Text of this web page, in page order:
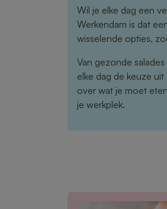
Wil je elke dag een
Werkendam is dat
wisselende opties,
Van gezonde
elke dag de keuze
over wat je moet
je werkplek.